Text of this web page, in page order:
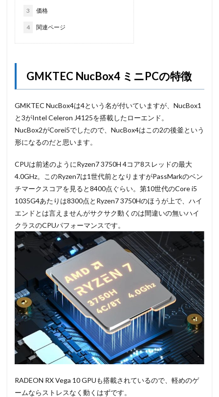
3 価格
4 関連ページ
GMKTEC NucBox4 ミニPCの特徴
GMKTEC NucBox4は4という名が付いていますが、NucBox1
と3がIntel Celeron J4125を搭載したローエンド。
NucBox2がCorei5でしたので、NucBox4はこの2の後釜という
形になるのだと思います。
CPUは前述のようにRyzen7 3750H 4コア8スレッドの最大
4.0GHz。このRyzen7は1世代前となりますがPassMarkのベン
チマークスコアを見ると8400点ぐらい。第10世代のCore i5
1035G4あたりは8300点とRyzen7 3750Hのほうが上で、ハイ
エンドとは言えませんがサクサク動くのは間違いの無いハイ
クラスのCPUパフォーマンスです。
RADEON RX Vega 10 GPUも搭載されているので、軽めのゲ
ームならストレスなく動くはずです。